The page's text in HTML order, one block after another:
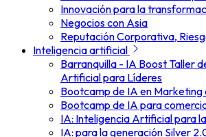
Innovación para la
Negocios con Asia
Reputación Corporativa,
Inteligencia artificial
Barranquilla - IA Boost Taller
Artificial para Líderes
Bootcamp de IA en Marketing
Bootcamp de IA para
IA: Inteligencia Artificial para
IA: para la generación Silver